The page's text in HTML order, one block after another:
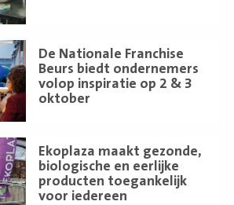
De Nationale Franchise
Beurs biedt ondernemers
volop inspiratie op 2 & 3
oktober
Ekoplaza maakt gezonde,
biologische en eerlijke
producten toegankelijk
voor iedereen